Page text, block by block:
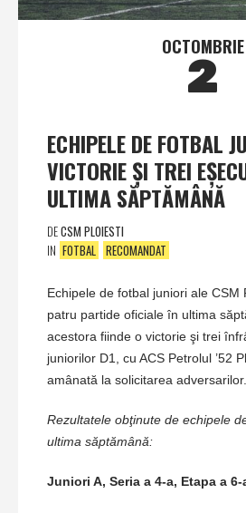
OCTOMBRIE
2
ECHIPELE DE FOTBAL
VICTORIE ŞI TREI
ULTIMA SĂPTĂMÂNĂ
DECSM PLOIESTI
IN FOTBAL RECOMANDAT
Echipele de fotbal juniori ale CSM
patru partide oficiale în ultima
acestora fiinde o victorie şi trei
juniorilor D1, cu ACS Petrolul ’52
amânată la solicitarea adversarilor.
Rezultatele obţinute de echipele
ultima săptămână:
Juniori A, Seria a 4-a, Etapa a 6-